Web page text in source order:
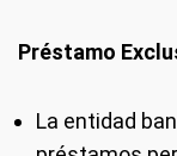
Préstamo
La entidad